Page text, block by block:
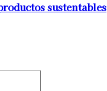
sustentables